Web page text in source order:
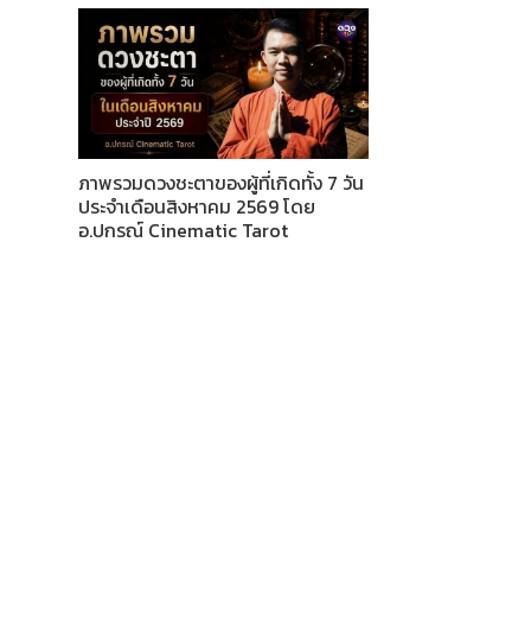
ภาพรวมดวงชะตาของผู้ที่เกิดทั้ง 7 วัน
ประจำเดือนสิงหาคม 2569 โดย
อ.ปกรณ์ Cinematic Tarot